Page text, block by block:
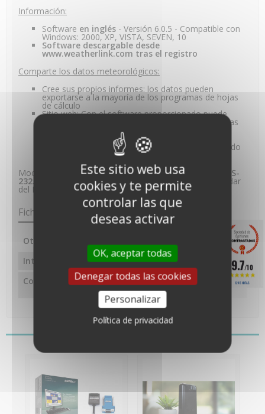
Información:
Software en inglés - Versión 6.0.5 - Compatible con
Windows: 2000, XP, VISTA, SEVEN, 10
Software descargable desde
www.weatherlink.com tras el registro
Comparte los datos meteorológicos:
Cree sus propios informes: los datos pueden
exportarse a la mayoría de los programas de hojas
de cálculo
Sitio web: Con el software proporcionado puede
crear un sitio web meteorológico enviando páginas
HTML que contengan datos meteorológicos,
gráficos, etc. a través de FTP. Requiere que el
software y el ordenador estén funcionando en todo
Modelo de ordenador conconexión de puerto serie RS-
232. Recomendamos el modelo USB para el uso estándar
del PC.
Ficha técnica
Otras características
Interfaz
SERIE RS232
Compatibilidad
Windows 2000, XP, VISTA,
SEVEN, 10
9.7/10
1245 NOTAS
Este sitio web usa
cookies y te permite
controlar las que
deseas activar
OK, aceptar todas
Denegar todas las cookies
Personalizar
Política de privacidad